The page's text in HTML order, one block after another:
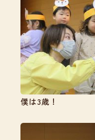
僕は3歳！